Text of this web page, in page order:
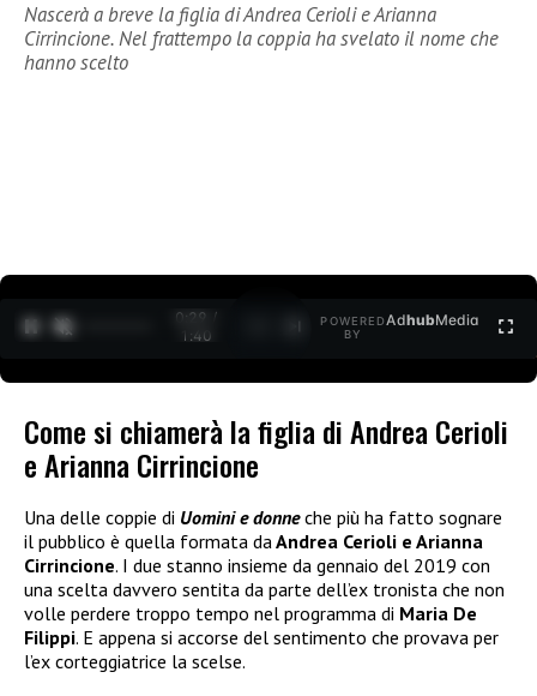
Nascerà a breve la figlia di Andrea Cerioli e Arianna
Cirrincione. Nel frattempo la coppia ha svelato il nome che
hanno scelto
0:30 /
1:40
POWERED
BY
AdhubMedia
Come si chiamerà la figlia di Andrea Cerioli
e Arianna Cirrincione
Una delle coppie di Uomini e donneche più ha fatto sognare
il pubblico è quella formata daAndrea Cerioli e Arianna
Cirrincione. I due stanno insieme da gennaio del 2019 con
una scelta davvero sentita da parte dell’ex tronista che non
volle perdere troppo tempo nel programma di Maria De
Filippi. E appena si accorse del sentimento che provava per
l’ex corteggiatrice la scelse.